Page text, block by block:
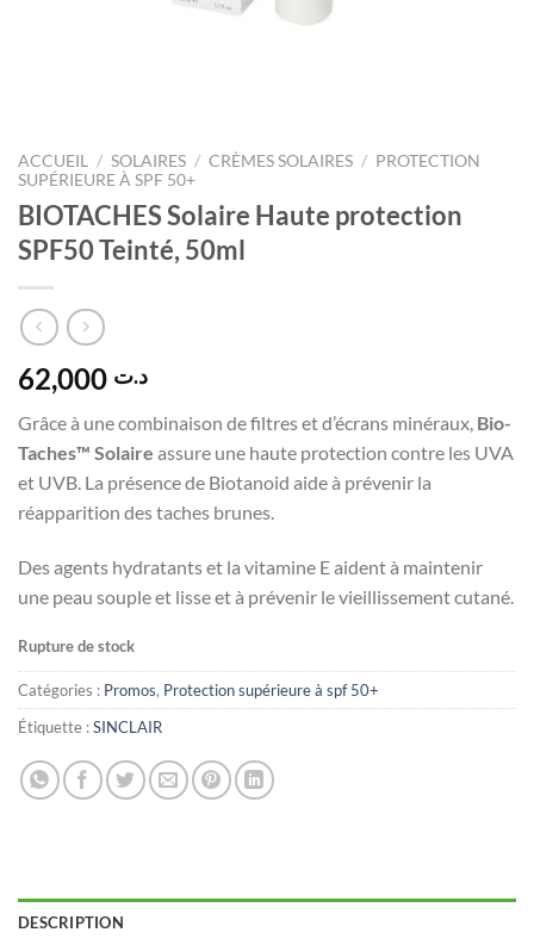
ACCUEIL / SOLAIRES / CRÈMES SOLAIRES / PROTECTION
SUPÉRIEURE À SPF 50+
BIOTACHES Solaire Haute protection
SPF50 Teinté, 50ml
د.ت
Grâce à une combinaison de filtres et d’écrans minéraux, Bio-
Taches™ Solaire assure une haute protection contre les UVA
et UVB. La présence de Biotanoid aide à prévenir la
réapparition des taches brunes.
Des agents hydratants et la vitamine E aident à maintenir
une peau souple et lisse et à prévenir le vieillissement cutané.
Rupture de stock
Catégories : Promos, Protection supérieure à spf 50+
Étiquette :SINCLAIR
DESCRIPTION